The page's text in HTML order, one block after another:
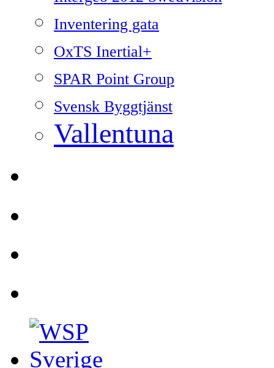
Inventering gata
OxTS Inertial+
SPAR Point Group
Svensk Byggtjänst
Vallentuna